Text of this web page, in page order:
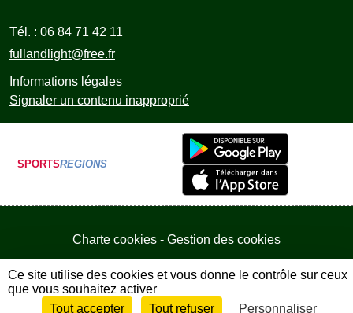
Tél. : 06 84 71 42 11
fullandlight@free.fr
Informations légales
Signaler un contenu inapproprié
SPORTSREGIONS
Charte cookies Gestion des cookies
Envie de participer ? Connexion
Ce site utilise des cookies et vous donne le contrôle sur ceux
que vous souhaitez activer
Tout accepter
Tout refuser Personnaliser